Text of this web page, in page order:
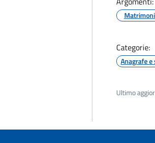
Categorie:
Anagrafe
Ultimo